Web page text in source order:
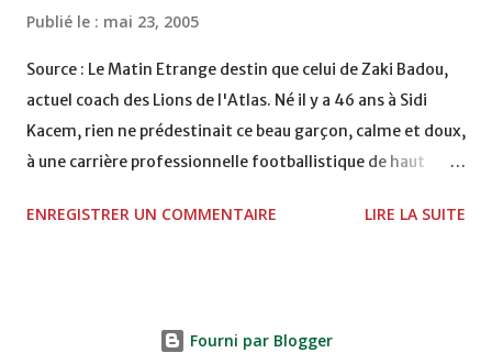
Publié le : mai 23, 2005
Source : Le Matin Etrange destin que celui de Zaki Badou,
actuel coach des Lions de l'Atlas. Né il y a 46 ans à Sidi
Kacem, rien ne prédestinait ce beau garçon, calme et doux,
à une carrière professionnelle footballistique de haut
également féru des armes, le jeune Zaki aura sa première
lorsque la pression s'appesantit. Mais comme pour tous
ENREGISTRER UN COMMENTAIRE LIRE LA SUITE
Fourni par Blogger